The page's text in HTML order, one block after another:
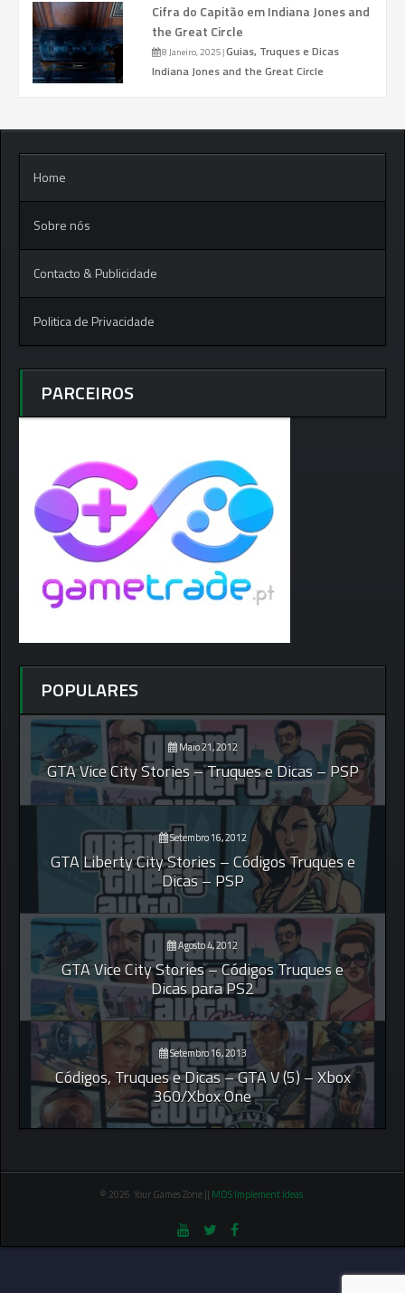
Cifra do Capitão em Indiana Jones and
the Great Circle
8 Janeiro, 2025|Guias, Truques e Dicas
Indiana Jones and the Great Circle
Home
Sobre nós
Contacto & Publicidade
Politica de Privacidade
PARCEIROS
POPULARES
Maio 21, 2012
GTA Vice City Stories – Truques e Dicas – PSP
Setembro 16, 2012
GTA Liberty City Stories – Códigos Truques e
Dicas – PSP
Agosto 4, 2012
GTA Vice City Stories – Códigos Truques e
Dicas para PS2
Setembro 16, 2013
Códigos, Truques e Dicas – GTA V (5) – Xbox
360/Xbox One
© 2026 Your Games Zone || MDS Implement Ideas